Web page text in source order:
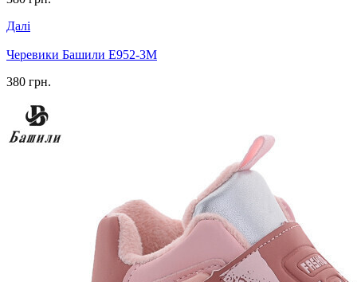
Далі
Черевики Башили E952-3M
380 грн.